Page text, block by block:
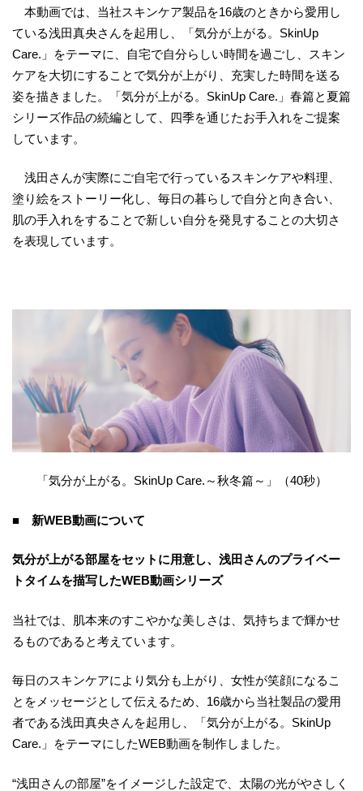
本動画では、当社スキンケア製品を16歳のときから愛用し
ている浅田真央さんを起用し、「気分が上がる。SkinUp
Care.」をテーマに、自宅で自分らしい時間を過ごし、スキン
ケアを大切にすることで気分が上がり、充実した時間を送る
姿を描きました。「気分が上がる。SkinUp Care.」春篇と夏篇
シリーズ作品の続編として、四季を通じたお手入れをご提案
しています。
浅田さんが実際にご自宅で行っているスキンケアや料理、
塗り絵をストーリー化し、毎日の暮らしで自分と向き合い、
肌の手入れをすることで新しい自分を発見することの大切さ
を表現しています。
「気分が上がる。SkinUp Care.～秋冬篇～」（40秒）
■ 新WEB動画について
気分が上がる部屋をセットに用意し、浅田さんのプライベー
トタイムを描写したWEB動画シリーズ
当社では、肌本来のすこやかな美しさは、気持ちまで輝かせ
るものであると考えています。
毎日のスキンケアにより気分も上がり、女性が笑顔になるこ
とをメッセージとして伝えるため、16歳から当社製品の愛用
者である浅田真央さんを起用し、「気分が上がる。SkinUp
Care.」をテーマにしたWEB動画を制作しました。
“浅田さんの部屋”をイメージした設定で、太陽の光がやさしく